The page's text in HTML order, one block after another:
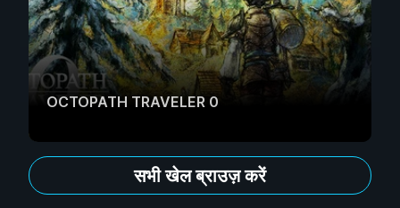
OCTOPATH TRAVELER 0
सभी खेल ब्राउज़ करें